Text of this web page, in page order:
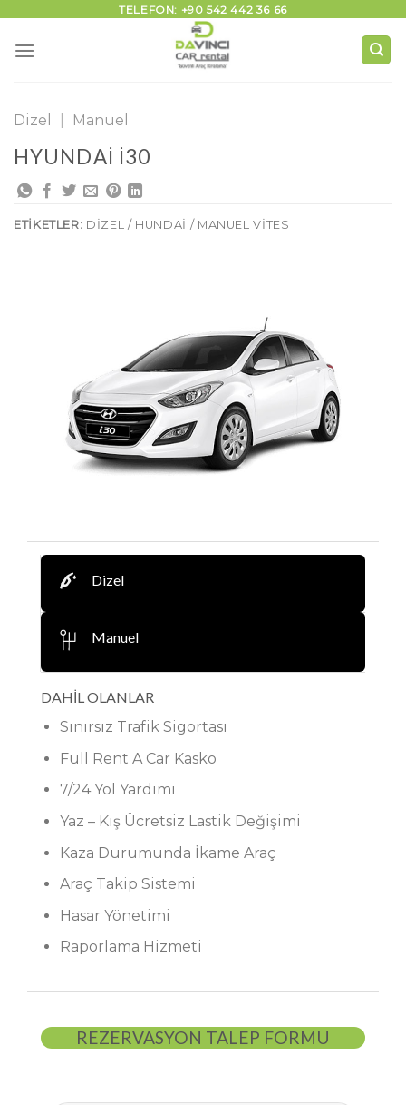
TELEFON: +90 542 442 36 66
Dizel Manuel
HYUNDAI I30
ETIKETLER: DIZEL / HUNDAI / MANUEL VITES
Dizel
Manuel
DAHİL OLANLAR
Sınırsız Trafik Sigortası
Full Rent A Car Kasko
7/24 Yol Yardımı
Yaz – Kış Ücretsiz Lastik Değişimi
Kaza Durumunda İkame Araç
Araç Takip Sistemi
Hasar Yönetimi
Raporlama Hizmeti
REZERVASYON TALEP FORMU